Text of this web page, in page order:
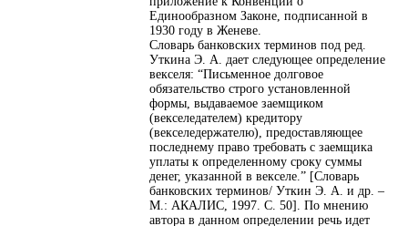
Единообразном Законе, подписанной в
1930 году в Женеве.
Словарь банковских терминов под ред.
Уткина Э. А. дает следующее определение
векселя: “Письменное долговое
обязательство строго установленной
формы, выдаваемое заемщиком
(векселедателем) кредитору
(векселедержателю), предоставляющее
последнему право требовать с заемщика
уплаты к определенному сроку суммы
денег, указанной в векселе.” [Словарь
банковских терминов/ Уткин Э. А. и др. –
М.: АКАЛИС, 1997. С. 50]. По мнению
автора в данном определении речь идет